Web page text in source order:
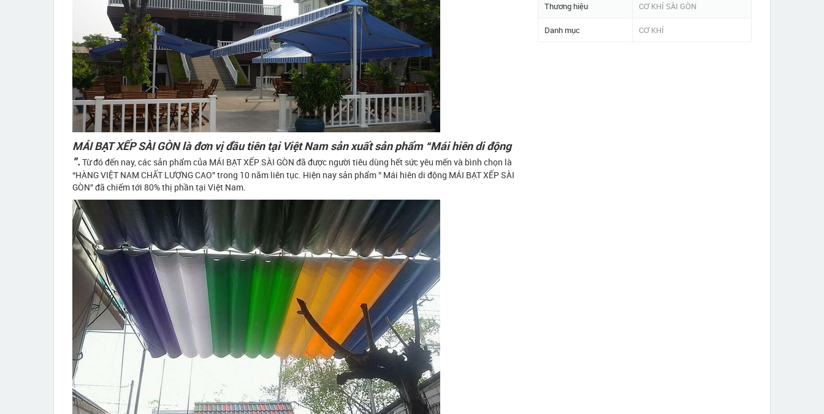
MÁI BẠT XẾP SÀI GÒN là đơn vị đầu tiên tại Việt Nam sản xuất sản phẩm “Mái hiên di động
”.Từ đó đến nay, các sản phẩm của MÁI BẠT XẾP SÀI GÒN đã được người tiêu dùng hết sức yêu mến và bình chọn là
“HÀNG VIỆT NAM CHẤT LƯỢNG CAO” trong 10 năm liên tục. Hiện nay sản phẩm ” Mái hiên di động MÁI BẠT XẾP SÀI
GÒN” đã chiếm tới 80% thị phần tại Việt Nam.
Thương hiệu CƠ KHÍ SÀI GÒN
Danh mục CƠ KHÍ